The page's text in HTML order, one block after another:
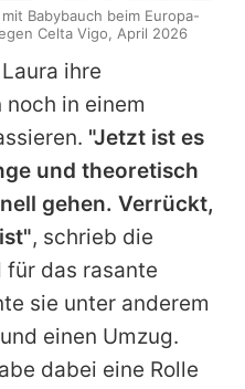
Laura ihre
in einem
"Jetzt ist es
und theoretisch
gehen. Verrückt,
, schrieb die
für das rasante
sie unter anderem
einen Umzug.
dabei eine Rolle
Babybauch beim Europa-
Celta Vigo, April 2026